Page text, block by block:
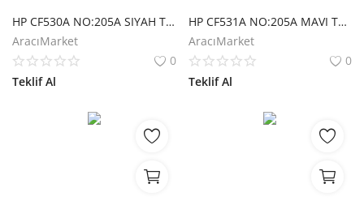
HP CF530A NO:205A SIYAH TONER 1100 SAYFA
AracıMarket
0
Teklif Al
HP CF531A NO:205A MAVI TONER 900 SAYFA
AracıMarket
0
Teklif Al